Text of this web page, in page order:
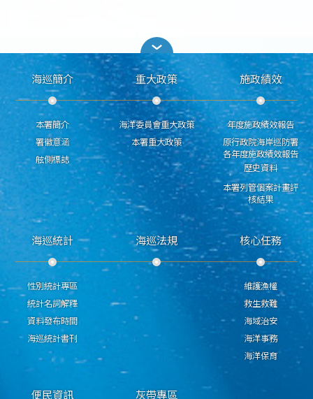
海巡簡介
本署簡介
署徽意涵
舷側標誌
重大政策
海洋委員會重大政策
本署重大政策
施政績效
年度施政績效報告
原行政院海岸巡防署
各年度施政績效報告
歷史資料
本署列管個案計畫評
核結果
海巡統計
性別統計專區
統計名詞解釋
資料發布時間
海巡統計書刊
海巡法規 核心任務
維護漁權
救生救難
海域治安
海洋事務
海洋保育
便民資訊 灰帶專區